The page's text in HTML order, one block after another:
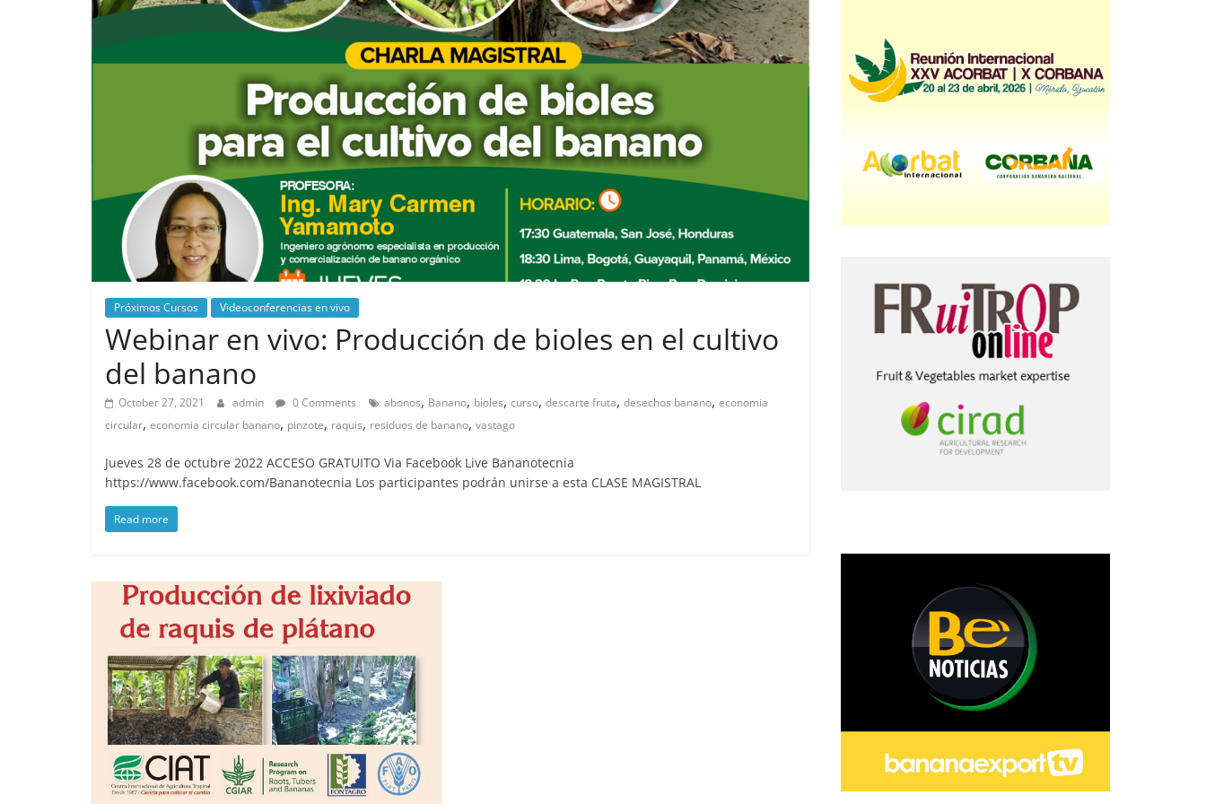
Próximos Cursos Videoconferencias en vivo
Webinar en vivo: Producción de bioles en el cultivo
del banano
October 27, 2021 admin 0 Comments abonos, Banano, bioles, curso, descarte fruta, desechos banano, economia
circular, economia circular banano, pinzote, raquis, residuos de banano, vastago
Jueves 28 de octubre 2022 ACCESO GRATUITO Via Facebook Live Bananotecnia
https://www.facebook.com/Bananotecnia Los participantes podrán unirse a esta CLASE MAGISTRAL
Read more